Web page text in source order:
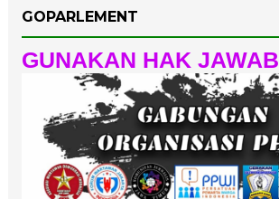
GOPARLEMENT
GUNAKAN HAK JAWAB